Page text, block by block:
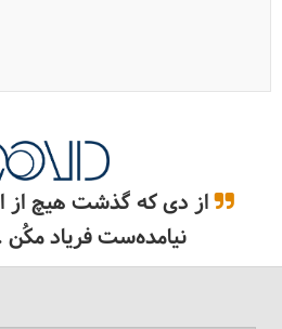
از دی که گذشت هیچ از
نیامده‌ست فریاد